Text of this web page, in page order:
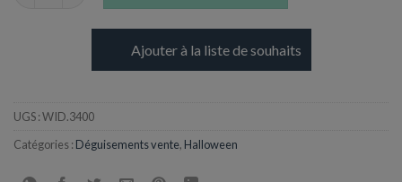
Ajouter à la liste de souhaits
UGS :WID.3400
Catégories : Déguisements vente, Halloween